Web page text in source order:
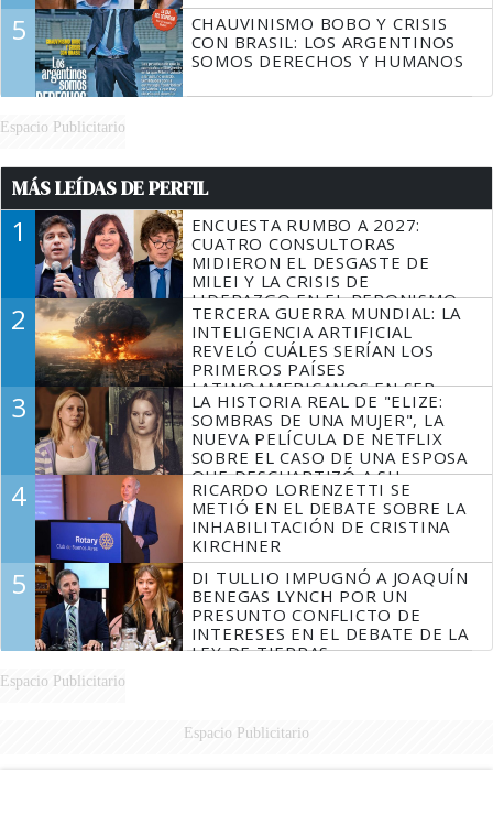
5
CHAUVINISMO BOBO Y CRISIS
CON BRASIL: LOS ARGENTINOS
SOMOS DERECHOS Y HUMANOS
Espacio Publicitario
MÁS LEÍDAS DE PERFIL
1
ENCUESTA RUMBO A 2027:
CUATRO CONSULTORAS
MIDIERON EL DESGASTE DE
MILEI Y LA CRISIS DE
LIDERAZGO EN EL PERONISMO
2
TERCERA GUERRA MUNDIAL: LA
INTELIGENCIA ARTIFICIAL
REVELÓ CUÁLES SERÍAN LOS
PRIMEROS PAÍSES
LATINOAMERICANOS EN SER
DERROTADOS
3
LA HISTORIA REAL DE "ELIZE:
SOMBRAS DE UNA MUJER", LA
NUEVA PELÍCULA DE NETFLIX
SOBRE EL CASO DE UNA ESPOSA
QUE DESCUARTIZÓ A SU
MARIDO
4
RICARDO LORENZETTI SE
METIÓ EN EL DEBATE SOBRE LA
INHABILITACIÓN DE CRISTINA
KIRCHNER
5
DI TULLIO IMPUGNÓ A JOAQUÍN
BENEGAS LYNCH POR UN
PRESUNTO CONFLICTO DE
INTERESES EN EL DEBATE DE LA
LEY DE TIERRAS
Espacio Publicitario
Espacio Publicitario